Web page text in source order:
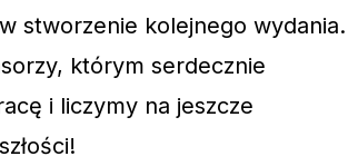
stworzenie kolejnego wydania.
którym serdecznie
i liczymy na jeszcze